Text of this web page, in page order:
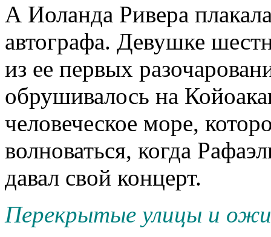
А Иоланда Ривера
автографа. Девушке
из ее первых
обрушивалось на
человеческое море,
волноваться, когда
давал свой концерт.
Перекрытые улицы и